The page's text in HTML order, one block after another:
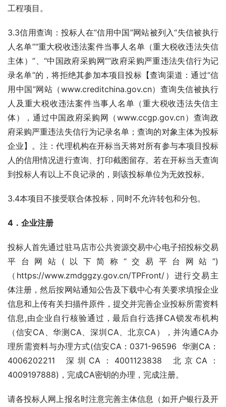
工程项目。
3.3信用查询：投标人在“信用中国”网站被列入“失信被执行
人名单”“重大税收违法案件当事人名单（重大税收违法失信
主体）”、“中国政府采购网”“政府采购严重违法失信行为记
录名单”的，将拒绝其参加本项目投标【查询渠道：通过“信
用中国”网站（www.creditchina.gov.cn）查询失信被执行
人及重大税收违法案件当事人名单（重大税收违法失信主
体），通过中国政府采购网（www.ccgp.gov.cn）查询政
府采购严重违法失信行为记录名单；查询的对象主体为投标
企业】。注：代理机构在开标当天将对所有参与本项目投标
人的信用情况进行查询、打印截图留存。若在开标当天查询
到投标人有以上不良记录的，则该投标单位为无效投标。
3.4本项目不接受联合体投标，同时不允许转包和分包。
4．企业注册
投标人首先通过驻马店市公共资源交易中心电子招投标交易
平台网站(以下简称“交易平台网站”)
（https://www.zmdggzy.gov.cn/TPFront/）进行交易主
体注册，然后按网站通知公告及下载中心有关要求填报企业
信息和上传有关扫描件原件，提交并完善企业投标所需资料
信息,由企业自行核验通过，最后自行选择CA锁发布机构
（信安CA、华测CA、深圳CA、北京CA），并沟通CA办
理所需资料与办理方式(信安CA：0371-96596  华测CA：
4006202211  深圳CA：4001123838  北京CA：
4009197888)，完成CA密钥的办理，完成注册。
请各投标人网上报名时注意完善主体信息（如开户银行及开